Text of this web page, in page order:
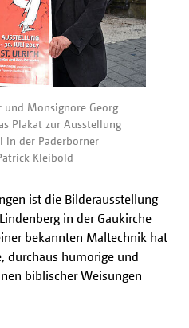
und Monsignore Georg
Plakat zur Ausstellung
in der Paderborner
Kleibold
ist die Bilderausstellung
in der Gaukirche
bekannten Maltechnik hat
durchaus humorige und
biblischer Weisungen